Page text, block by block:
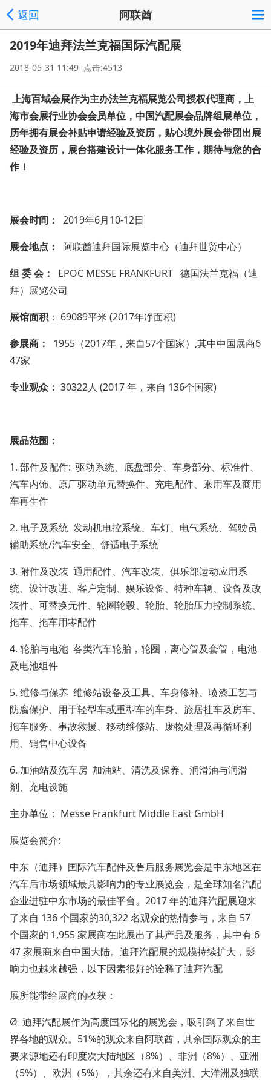
返回 阿联酋
2019年迪拜法兰克福国际汽配展
2018-05-31 11:49 点击:4513
上海百域会展作为主办法兰克福展览公司授权代理商，上
海市会展行业协会会员单位，中国汽配展会品牌组展单位，
历年拥有展会补贴申请经验及资历，贴心境外展会带团出展
经验及资历，展台搭建设计一体化服务工作，期待与您的合
作！
展会时间：
2019年6月10-12日
展会地点：
阿联酋迪拜国际展览中心（迪拜世贸中心）
组 委 会：
EPOC MESSE FRANKFURT 德国法兰克福（迪
拜）展览公司
展馆面积 ： 69089平米 (2017年净面积)
参展商：
1955（2017年，来自57个国家）,其中中国展商6
47家
专业观众： 30322人 (2017 年，来自 136个国家)
展品范围：
1. 部件及配件: 驱动系统、底盘部分、车身部分、标准件、
汽车内饰、原厂驱动单元替换件、充电配件、乘用车及商用
车再生件
2. 电子及系统 发动机电控系统、车灯、电气系统、驾驶员
辅助系统/汽车安全、舒适电子系统
3. 附件及改装 通用配件、汽车改装、俱乐部运动应用系
统、设计改进、客户定制、娱乐设备、特种车辆、设备及改
装件、可替换元件、轮圈轮毂、轮胎、轮胎压力控制系统、
拖车、拖车用零配件
4. 轮胎与电池 各类汽车轮胎，轮圈，离心管及套管，电池
及电池组件
5. 维修与保养 维修站设备及工具、车身修补、喷漆工艺与
防腐保护、用于轻型车或重型车的车身、旅居挂车及房车、
拖车服务、事故救援、移动维修站、废物处理及再循环利
用、销售中心设备
6. 加油站及洗车房 加油站、清洗及保养、润滑油与润滑
剂、充电设施
主办单位： Messe Frankfurt Middle East GmbH
展览会简介:
中东（迪拜）国际汽车配件及售后服务展览会是中东地区在
汽车后市场领域最具影响力的专业展览会，是全球知名汽配
企业进驻中东市场的最佳平台。2017 年的迪拜汽配展迎来
了来自 136 个国家的30,322 名观众的热情参与，来自 57
个国家的 1,955 家展商在此展出了其产品及服务，其中有 6
47 家展商来自中国大陆。迪拜汽配展的规模持续扩大，影
响力也越来越强，以下因素很好的诠释了迪拜汽配
展所能带给展商的收获：
Ø 迪拜汽配展作为高度国际化的展览会，吸引到了来自世
界各地的观众。51%的观众来自阿联酋，其余国际观众的主
要来源地还有印度次大陆地区（8%）、非洲（8%）、亚洲
（5%）、欧洲（5%），其余还有来自美洲、大洋洲及独联